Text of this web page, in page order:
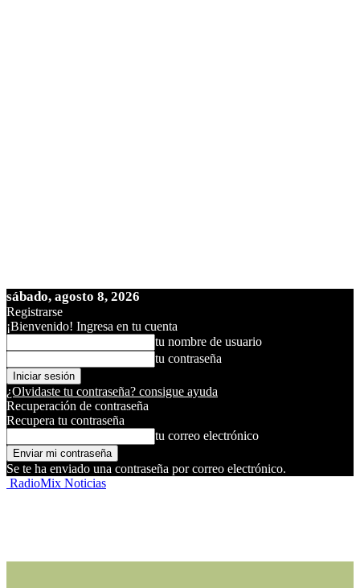
sábado, agosto 8, 2026
Registrarse
¡Bienvenido! Ingresa en tu cuenta
tu nombre de usuario
tu contraseña
¿Olvidaste tu contraseña? consigue ayuda
Recuperación de contraseña
Recupera tu contraseña
tu correo electrónico
Se te ha enviado una contraseña por correo electrónico.
RadioMix Noticias